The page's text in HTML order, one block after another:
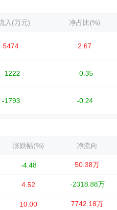
入(万元) 净占比(%)
5474 2.67
-1222 -0.35
-1793 -0.24
涨跌幅(%) 净流向
-4.48 50.38万
4.52 -2318.88万
10.00 7742.18万